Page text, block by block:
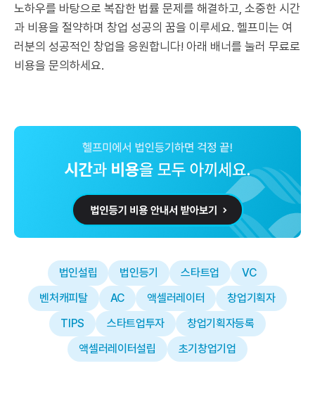
노하우를 바탕으로 복잡한 법률 문제를 해결하고, 소중한 시간
과 비용을 절약하며 창업 성공의 꿈을 이루세요. 헬프미는 여
러분의 성공적인 창업을 응원합니다! 아래 배너를 눌러 무료로
비용을 문의하세요.
법인설립 법인등기 스타트업
VC
벤처캐피탈
AC 액셀러레이터
창업기획자
TIPS
스타트업투자
창업기획자등록
액셀러레이터설립
초기창업기업